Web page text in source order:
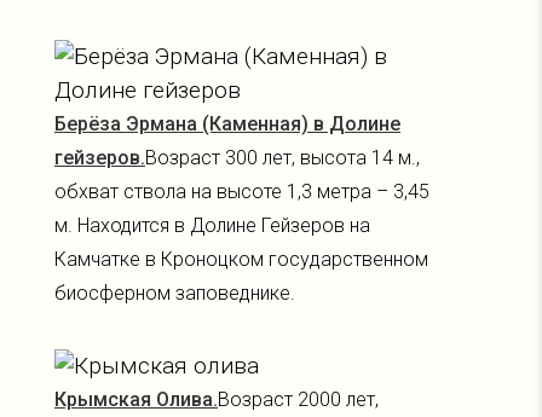
Берёза Эрмана (Каменная) в Долине
гейзеров.Возраст 300 лет, высота 14 м.,
обхват ствола на высоте 1,3 метра – 3,45
м. Находится в Долине Гейзеров на
Камчатке в Кроноцком государственном
биосферном заповеднике.
Крымская Олива.Возраст 2000 лет,